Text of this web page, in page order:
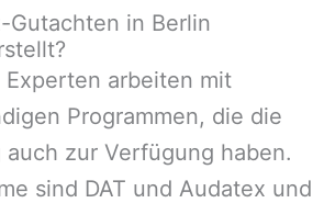
Gutachten in Berlin
Experten arbeiten mit
Programmen, die die
auch zur Verfügung haben.
sind DAT und Audatex und